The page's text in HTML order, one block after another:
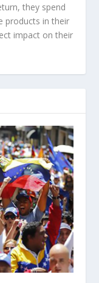
they spend
products in their
impact on their